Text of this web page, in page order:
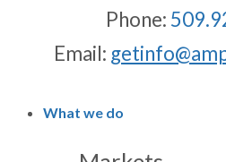
Phone:
Email:
What we do